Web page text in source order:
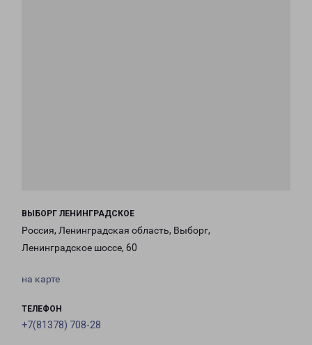
ВЫБОРГ ЛЕНИНГРАДСКОЕ
Россия, Ленинградская область, Выборг,
Ленинградское шоссе, 60
на карте
ТЕЛЕФОН
+7(81378) 708-28